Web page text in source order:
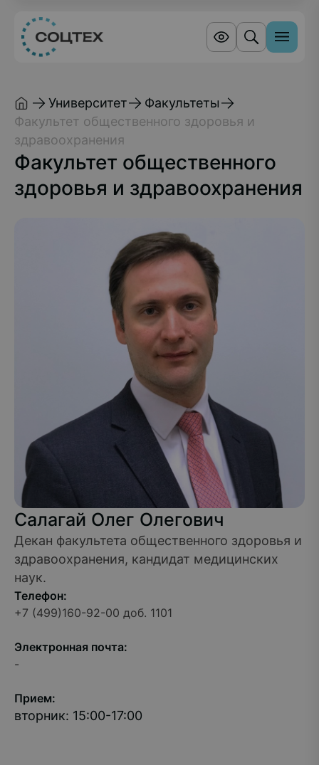
Университет
Факультеты
Факультет общественного здоровья и
здравоохранения
Факультет общественного
здоровья и здравоохранения
Салагай Олег Олегович
Декан факультета общественного здоровья и
здравоохранения, кандидат медицинских
наук.
Телефон:
+7 (499)160-92-00 доб. 1101
Электронная почта:
-
Прием:
вторник: 15:00-17:00